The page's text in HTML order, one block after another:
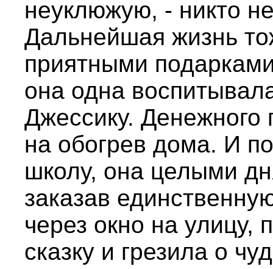
неуклюжую, - никто
Дальнейшая жизнь
приятными
она одна
Джессику. Денежного
на обогрев дома. И
школу, она целыми
заказав
через окно на улицу,
сказку и грезила о